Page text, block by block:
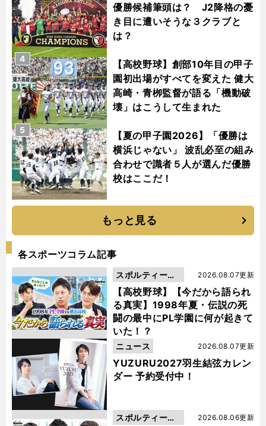
優勝候補筆頭は？ J2降格の憂
き目に遭いそうな３クラブと
は？
【高校野球】創部10年目の甲子
園初出場がすべてを変えた 健大
高崎・青栁監督が語る「機動破
壊」はこうして生まれた
4
【夏の甲子園2026】「優勝は
横浜じゃない」 波乱必至の組み
合わせで識者５人が選んだ優勝
校はここだ！
5
もっと見る
各スポーツコラム記事
【高校野球】【今だから語られ
る真実】1998年夏・伝説の死
闘の最中にPL学園に何が起きて
いた！？
2026.08.07更新
スポルティーバ
動画
YUZURU2027羽生結弦カレン
ダー 予約受付中！
2026.08.07更新
ニュース
2026.08.06更新
スポルティーバ